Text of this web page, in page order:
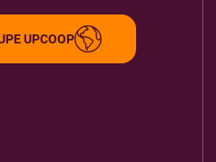
UPCOOP